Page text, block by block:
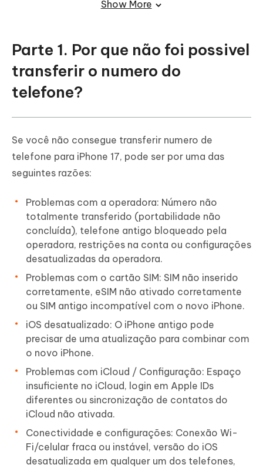
impossibilidade de transferir numero de
telefone para iPhone 17 com um clique
Show More
Parte 1. Por que não foi possivel
transferir o numero do
telefone?
Se você não consegue transferir numero de
telefone para iPhone 17, pode ser por uma das
seguintes razões:
Problemas com a operadora: Número não
totalmente transferido (portabilidade não
concluída), telefone antigo bloqueado pela
operadora, restrições na conta ou configurações
desatualizadas da operadora.
Problemas com o cartão SIM: SIM não inserido
corretamente, eSIM não ativado corretamente
ou SIM antigo incompatível com o novo iPhone.
iOS desatualizado: O iPhone antigo pode
precisar de uma atualização para combinar com
o novo iPhone.
Problemas com iCloud / Configuração: Espaço
insuficiente no iCloud, login em Apple IDs
diferentes ou sincronização de contatos do
iCloud não ativada.
Conectividade e configurações: Conexão Wi-
Fi/celular fraca ou instável, versão do iOS
desatualizada em qualquer um dos telefones,